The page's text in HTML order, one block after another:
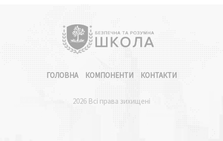
ГОЛОВНА КОМПОНЕНТИ КОНТАКТИ
2026 Всі права зихищені